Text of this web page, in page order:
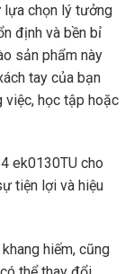
chọn lý tưởng
định và bền bỉ
sản phẩm này
tay của bạn
việc, học tập hoặc
ek0130TU cho
tiện lợi và hiệu
hiếm, cũng